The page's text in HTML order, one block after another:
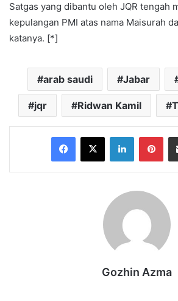
Satgas yang dibantu oleh JQR tengah
kepulangan PMI atas nama Maisurah
katanya. [*]
arab saudi Jabar
jqr Ridwan Kamil
Facebook
X LinkedIn
Gozhin Azma